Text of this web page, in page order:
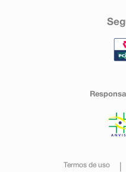
Termos de uso